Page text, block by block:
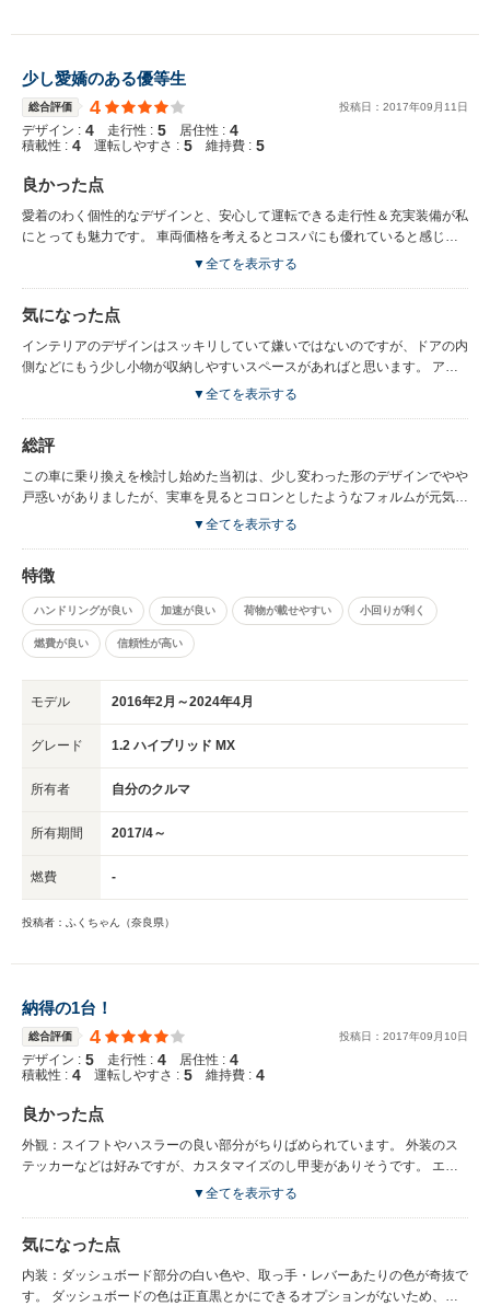
少し愛嬌のある優等生
総合評価 4 投稿日： 2017年09 月 11 日
デザイン : 4 走行性 : 5 居住性 : 4
積載性 : 4 運転しやすさ : 5 維持費 : 5
良かった点
愛着のわく個性的なデザインと、安心して運転できる走行性＆充実装備が私
にとっても魅力です。 車両価格を考えるとコスパにも優れていると感じま
▼全てを表示する
気になった点
インテリアのデザインはスッキリしていて嫌いではないのですが、ドアの内
側などにもう少し小物が収納しやすいスペースがあればと思います。 アー
ムレストの幅をもう少し広くしてほしかったです。
▼全てを表示する
総評
この車に乗り換えを検討し始めた当初は、少し変わった形のデザインでやや
戸惑いがありましたが、実車を見るとコロンとしたようなフォルムが元気よ
く走ってくれそうで、個性的で可愛らしく感じられるようになり今では結構
時の安定感は思った以上で、運転が楽になりました。長時間運転した時の疲
れ具合と、走行時の安心感についてはかなり満足しています。 インテリア
のデザインについては、すっきりしていて使い勝手は悪くありませんが、収
納スペースがシンプルなので、小物類の整理・収納にはやや不便を感じま
す。 シートの座り心地についても悪くないのですが、欲を言えばアームレ
ストの幅は細いので、もうちょっと幅広のデザインだと良いのになぁと思っ
たりしています。 コラムシフトとベンチシートに慣れている私にとって
は、はじめは若干窮屈な印象がありましたが、慣れれば快適で運転時も楽だ
と思えるようになりました。 搭載されているマイルドハイブリッドの効果
は私にはわかりませんが、燃費は17km/Lで良い方だと思います。 荷物の出
し入れもしやすく、デザインにも愛着がわき、コスマ的にも満足なので、買
ってよかったと思っています。
▼全てを表示する
特徴
ハンドリングが良い 加速が良い 荷物が載せやすい 小回りが利く
燃費が良い 信頼性が高い
モデル 2016年2月～2024年4月
グレード 1.2 ハイブリッド MX
所有者 自分のクルマ
所有期間 2017/4～
燃費 -
投稿者：ふくちゃん（奈良県）
納得の1台！
総合評価 4 投稿日： 2017年09 月 10日
デザイン : 5 走行性 : 4 居住性 : 4
積載性 : 4 運転しやすさ : 5 維持費 : 4
良かった点
外観：スイフトやハスラーの良い部分がちりばめられています。 外装のス
テッカーなどは好みですが、カスタマイズのし甲斐がありそうです。 エン
ジン： ソリオなどと同じエンジンということで、アイドリングストップ時
います。 非常に軽やかです。ハンドルのレスポンスも良く運転が楽しくで
きそうです。
▼全てを表示する
気になった点
内装：ダッシュボード部分の白い色や、取っ手・レバーあたりの色が奇抜で
す。 ダッシュボードの色は正直黒とかにできるオプションがないため、好